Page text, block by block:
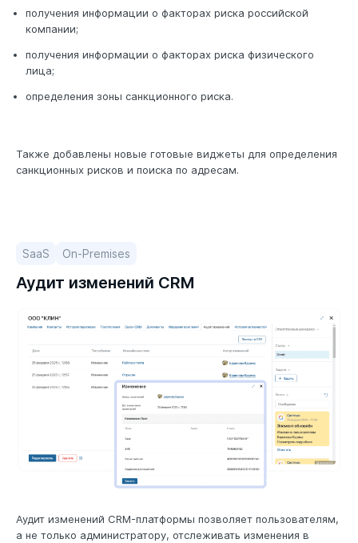
получения информации о факторах риска российской
компании;
получения информации о факторах риска физического
лица;
определения зоны санкционного риска.
Также добавлены новые готовые виджеты для определения
санкционных рисков и поиска по адресам.
SaaS On-Premises
Аудит изменений CRM
Аудит изменений CRM-платформы позволяет пользователям,
а не только администратору, отслеживать изменения в